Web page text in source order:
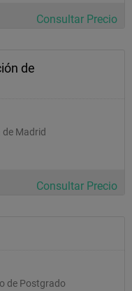
Consultar Precio
de
de Madrid
Consultar Precio
de Postgrado